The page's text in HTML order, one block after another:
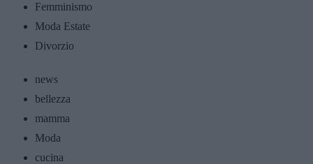
Femminismo
Moda Estate
Divorzio
news
bellezza
mamma
Moda
cucina